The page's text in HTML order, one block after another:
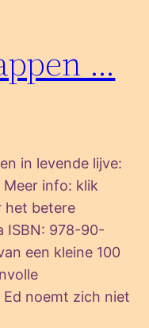
…
in levende lijve:
Meer info: klik
betere
ISBN: 978-90-
een kleine 100
noemt zich niet